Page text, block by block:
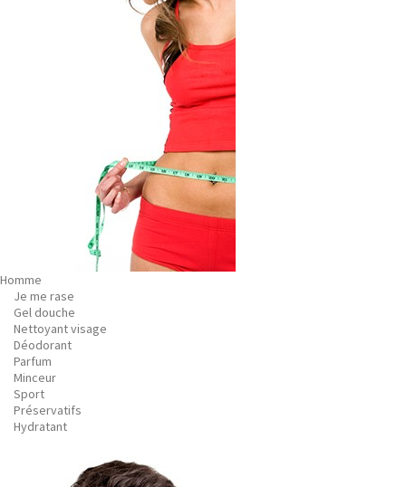
Homme
Je me rase
Gel douche
Nettoyant visage
Déodorant
Parfum
Minceur
Sport
Préservatifs
Hydratant